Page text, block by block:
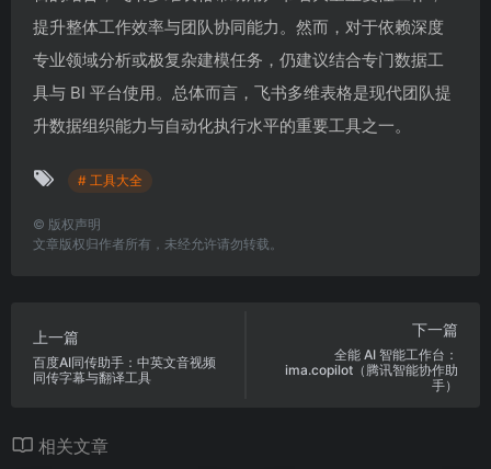
提升整体工作效率与团队协同能力。然而，对于依赖深度
专业领域分析或极复杂建模任务，仍建议结合专门数据工
具与 BI 平台使用。总体而言，飞书多维表格是现代团队提
升数据组织能力与自动化执行水平的重要工具之一。
# 工具大全
© 版权声明
文章版权归作者所有，未经允许请勿转载。
上一篇
百度AI同传助手：中英文音视频
同传字幕与翻译工具
下一篇
全能 AI 智能工作台：
ima.copilot（腾讯智能协作助
手）
相关文章